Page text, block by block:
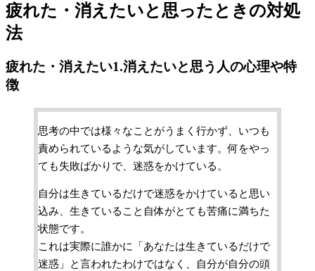
疲れた・消えたいと思ったときの対処
法
疲れた・消えたい1.消えたいと思う人の心理や特
徴
思考の中では様々なことがうまく行かず、いつも
責められているような気がしています。何をやっ
ても失敗ばかりで、迷惑をかけている。
自分は生きているだけで迷惑をかけていると思い
込み、生きていること自体がとても苦痛に満ちた
状態です。
これは実際に誰かに「あなたは生きているだけで
迷惑」と言われたわけではなく、自分が自分の頭